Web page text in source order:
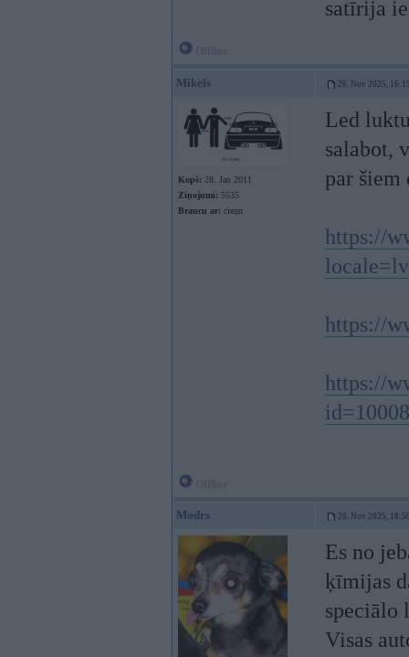
satīrija
Mikels 26. Nov 2025,
Kopš: 28. Jan 2011
Ziņojumi: 5535
Braucu ar: cieņu
Led
salabot,
par šiem
https://
https://
https://
Modrs 26. Nov 2025,
Es no
ķīmijas
speciālo
Visas